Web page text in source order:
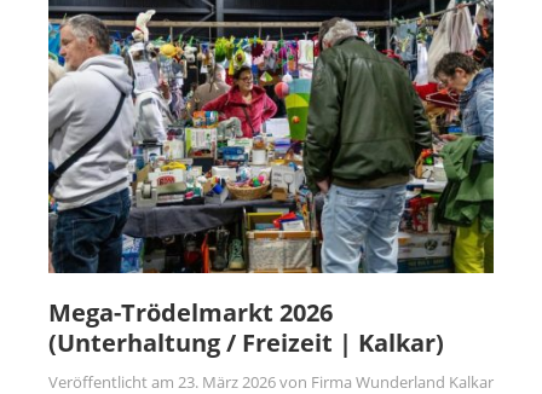
Mega-Trödelmarkt 2026
(Unterhaltung / Freizeit | Kalkar)
Veröffentlicht am 23. März 2026von Firma Wunderland Kalkar